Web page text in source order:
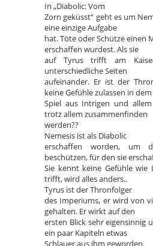
In „Diabolic: Vom
Zorn geküsst“ geht es um
eine einzige Aufgabe
hat. Töte oder Schütze einen
erschaffen wurdest. Als sie
auf Tyrus trifft am
unterschiedliche Seiten
aufeinander. Er ist der
keine Gefühle zulassen in dem
Spiel aus Intrigen und
trotz allem zusammenfinden
werden??
Nemesis ist als Diabolic
erschaffen worden, um
beschützen, für den sie
Sie kennt keine Gefühle wie
trifft, wird alles anders..
Tyrus ist der Thronfolger
des Imperiums, er wird von
gehalten. Er wirkt auf den
ersten Blick sehr eigensinnig
ein paar Kapiteln etwas
Schlauer aus ihm geworden.